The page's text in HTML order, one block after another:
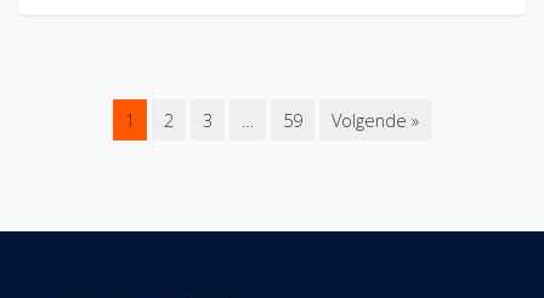
1 2 3 … 59 Volgende »